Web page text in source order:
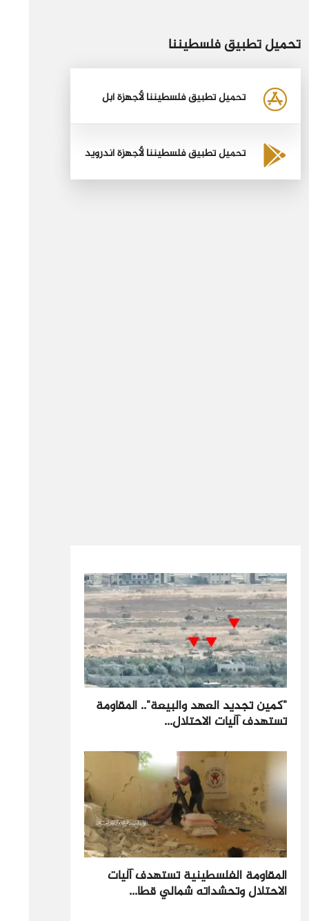
تحميل تطبيق فلسطيننا
تحميل تطبيق فلسطيننا لأجهزة أبل
تحميل تطبيق فلسطيننا لأجهزة أندرويد
"كمين تجديد العهد والبيعة".. المقاومة
تستهدف آليات الاحتلال...
المقاومة الفلسطينية تستهدف آليات
الاحتلال وتحشداته شمالي قطا...